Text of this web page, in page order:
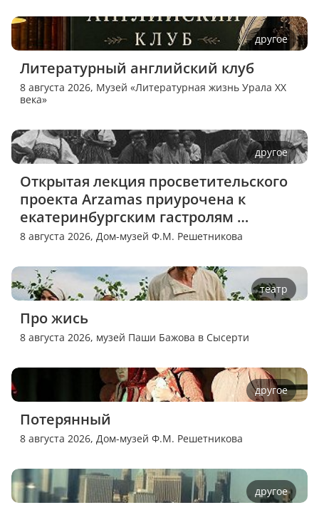
другое
Литературный английский клуб
8 августа 2026, Музей «Литературная жизнь Урала XX
века»
другое
Открытая лекция просветительского
проекта Arzamas приурочена к
екатеринбургским гастролям
спектакля «Потерянный»
8 августа 2026, Дом-музей Ф.М. Решетникова
театр
Про жись
8 августа 2026, музей Паши Бажова в Сысерти
другое
Потерянный
8 августа 2026, Дом-музей Ф.М. Решетникова
другое